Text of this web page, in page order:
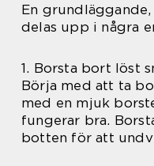
En
delas upp i några
1. Borsta bort löst
Börja med att ta
med en mjuk
fungerar bra.
botten för att